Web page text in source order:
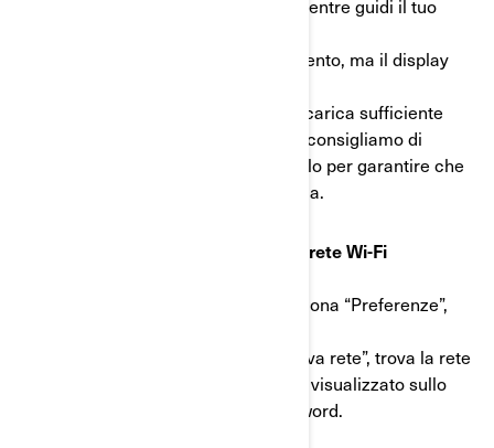
- Non eseguire mai aggiornamenti mentre guidi il tuo
- Il motore del veicolo può essere spento, ma il display
- Assicurati che il veicolo abbia una carica sufficiente
della batteria. Durante il processo ti consigliamo di
installare un caricabatterie sul veicolo per garantire che
la batteria sia sufficientemente carica.
FASE 1: Collega il tuo display a una rete Wi-Fi
a) Nel menu principale Applet, seleziona “Preferenze”,
b) Fatto ciò, seleziona “Aggiungi nuova rete”, trova la rete
a cui desideri connetterti dall’elenco visualizzato sullo
schermo e inserisci la relativa password.